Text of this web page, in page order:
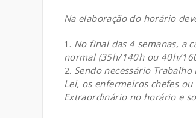
Na elaboração do horário
No final das 4 semanas, a
normal (35h/140h ou 40h/
Sendo necessário
Lei, os enfermeiros chefes
Extraordinário no horário e